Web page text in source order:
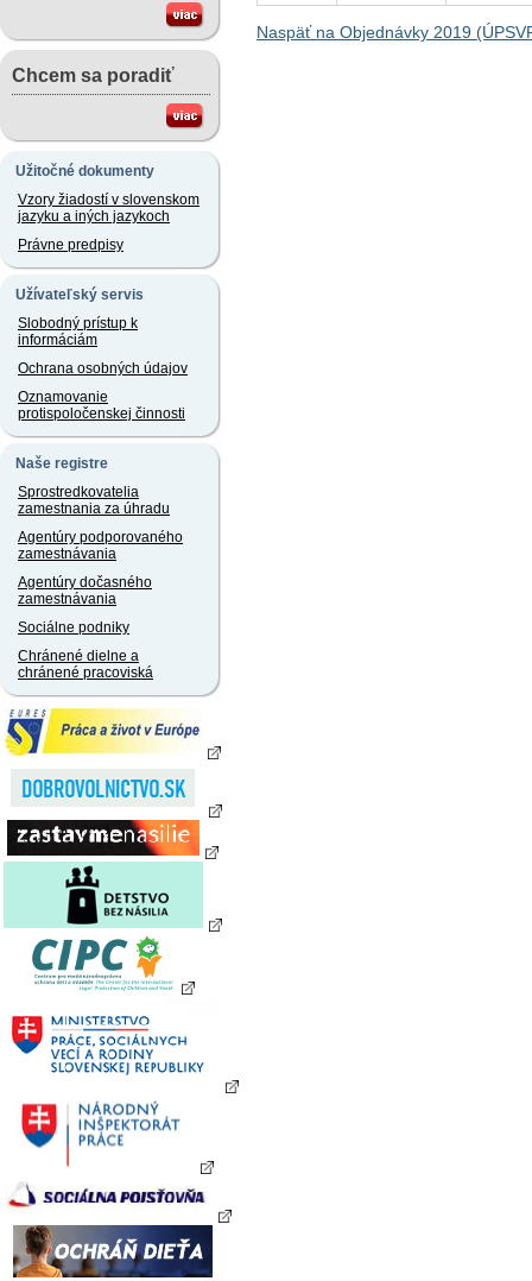
Chcem sa poradiť
Užitočné dokumenty
Vzory žiadostí v slovenskom
jazyku a iných jazykoch
Právne predpisy
Užívateľský servis
Slobodný prístup k
informáciám
Ochrana osobných údajov
Oznamovanie
protispoločenskej činnosti
Naše registre
Sprostredkovatelia
zamestnania za úhradu
Agentúry podporovaného
zamestnávania
Agentúry dočasného
zamestnávania
Sociálne podniky
Chránené dielne a
chránené pracoviská
Naspäť na Objednávky 2019